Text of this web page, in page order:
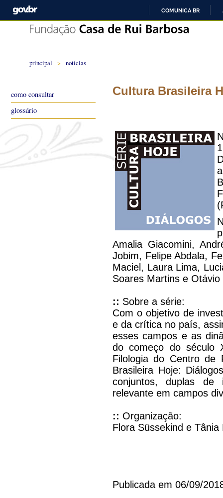
COMUNICA BR
principal > notícias
Cultura Brasileira
Amalia Giacomini,
Jobim, Felipe Abdala,
Maciel, Laura Lima,
Soares Martins e
:: Sobre a série:
Com o objetivo de
e da crítica no país,
esses campos e as
do começo do século
Filologia do Centro de
Brasileira Hoje:
conjuntos, duplas de
relevante em campos
:: Organização:
Flora Süssekind e Tânia
Publicada em 06/09/
como consultar
glossário